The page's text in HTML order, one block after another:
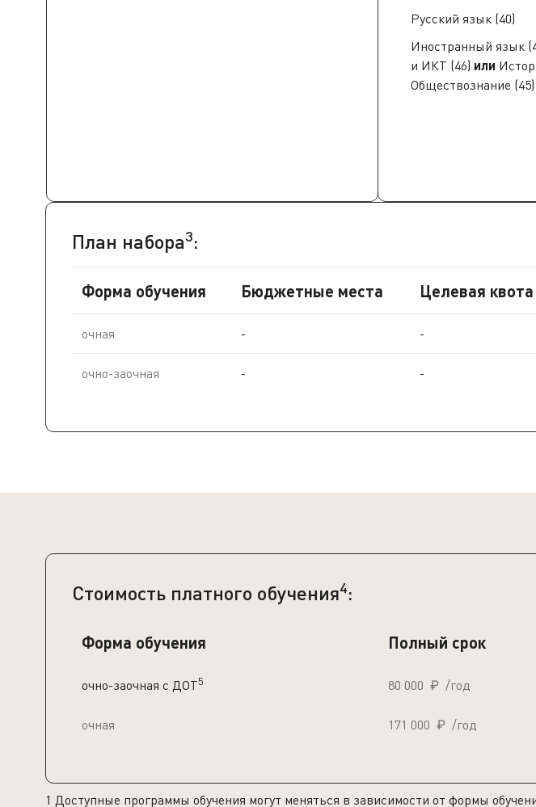
Русский язык (40)
Иностранный язык
и ИКТ (46) или
Обществознание (45)
План набора3:
Форма обучения Бюджетные места Целевая квота
очная - -
очно-заочная - -
Стоимость платного обучения4:
Форма обучения Полный срок
очно-заочная c ДОТ5 80 000 ₽ /год
очная 171 000 ₽ /год
1 Доступные программы обучения могут меняться в зависимости от формы